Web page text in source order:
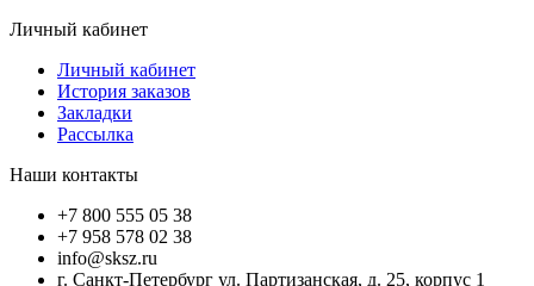
Личный кабинет
Личный кабинет
История заказов
Закладки
Рассылка
Наши контакты
+7 800 555 05 38
+7 958 578 02 38
info@sksz.ru
г. Санкт-Петербург ул. Партизанская, д. 25, корпус 1